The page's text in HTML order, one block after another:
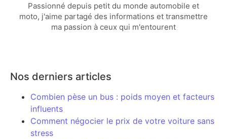
Passionné depuis petit du monde automobile et
moto, j'aime partagé des informations et transmettre
ma passion à ceux qui m'entourent
Nos derniers articles
Combien pèse un bus : poids moyen et facteurs
influents
Comment négocier le prix de votre voiture sans
stress